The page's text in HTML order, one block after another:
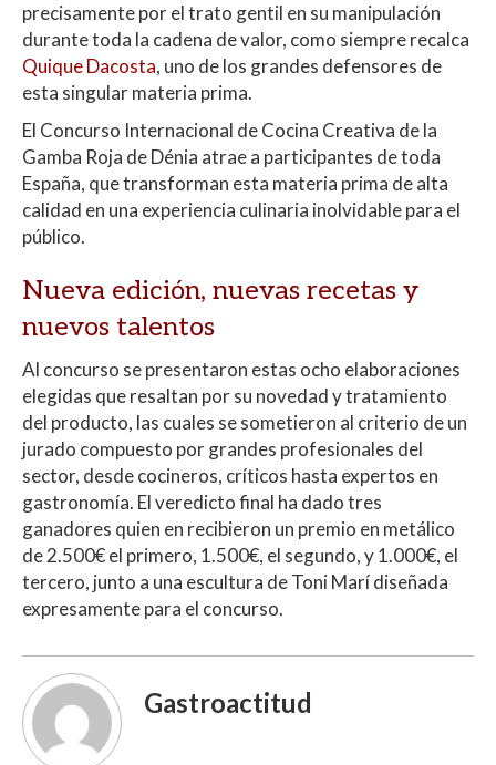
precisamente por el trato gentil en su manipulación
durante toda la cadena de valor, como siempre recalca
Quique Dacosta, uno de los grandes defensores de
esta singular materia prima.
El Concurso Internacional de Cocina Creativa de la
Gamba Roja de Dénia atrae a participantes de toda
España, que transforman esta materia prima de alta
calidad en una experiencia culinaria inolvidable para el
público.
Nueva edición, nuevas recetas y
nuevos talentos
Al concurso se presentaron estas ocho elaboraciones
elegidas que resaltan por su novedad y tratamiento
del producto, las cuales se sometieron al criterio de un
jurado compuesto por grandes profesionales del
sector, desde cocineros, críticos hasta expertos en
gastronomía. El veredicto final ha dado tres
ganadores quien en recibieron un premio en metálico
de 2.500€ el primero, 1.500€, el segundo, y 1.000€, el
tercero, junto a una escultura de Toni Marí diseñada
expresamente para el concurso.
Gastroactitud